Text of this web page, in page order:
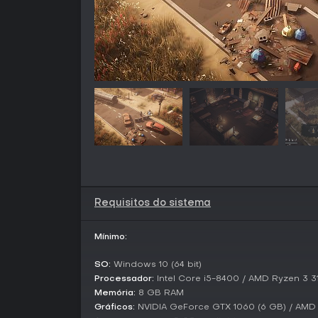
Requisitos do sistema
Mínimo:
SO: Windows 10 (64 bit)
Processador: Intel Core i5-8400 / AMD Ryzen 3
Memória: 8 GB RAM
Gráficos: NVIDIA GeForce GTX 1060 (6 GB) /